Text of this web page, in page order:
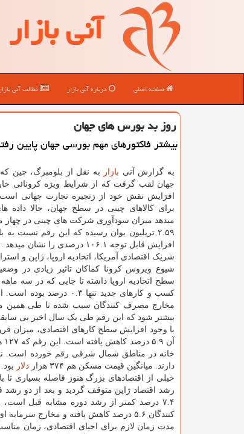
آنی بازار
صفحه اصلی درباره آنی بازار مطالب آنی
روز بد بورس های جهان
بیشتر فاکتورهای مهم بورسی جهان پایین
به گزارش آنی بازار به نقل از بلومبرگ، چین که
جهان لقب گرفت که از شرایط ویژه کرونائی
افزایش نقش خود از زنجیره تجارت جهانی است
برای کالاهای چینی در سطح جهان، حالا داده
میدهد میزان سودآوری شرکت های چینی در چهار
۲.۵۹ تریلیون یوان رسیده که این رقم نسبت
افزایش قابل توجه ۱۰۶.۱ درصدی را
شریک اقتصادی آمریکا، اتحادیه اروپا، ژاپن و
شیوع ویروس کرونا کماکان تاثیر زیادی در
سطح اتحادیه اروپا داشته تا جایی که در سه
کسب و کارهای جدید تنها ۰.۳
بیشتر شود که این رقم طی یک سال اخیر بی سابقه
دارند. میانگین قیمت مسکن هم ۳۷۴ هزار
دلار بود.
خیلی از اقتصادهای بزرگ هنوز فاصله بسیاری
کنندگان ۵.۶ درصد کاهش یافته و مخارج سرمایه ای نیز ۰.۷ درصد کمتر شده است.
مدت زمان لازم برای احیای اقتصادی، زمان